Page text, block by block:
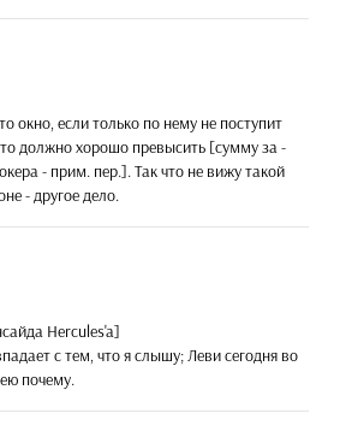
окно, если только по нему не поступит
должно хорошо превысить [сумму за -
- прим. пер.]. Так что не вижу такой
- другое дело.
Hercules'a]
с тем, что я слышу; Леви сегодня во
почему.